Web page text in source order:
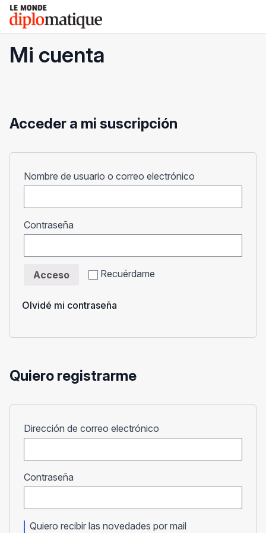
Skip
content
Le monde diplomatique
Mi cuenta
Acceder a mi suscripción
Nombre de usuario o correo electrónico
Contraseña
Recuérdame
Acceso
Olvidé mi contraseña
Quiero registrarme
Dirección de correo electrónico
Contraseña
Quiero recibir las novedades por mail